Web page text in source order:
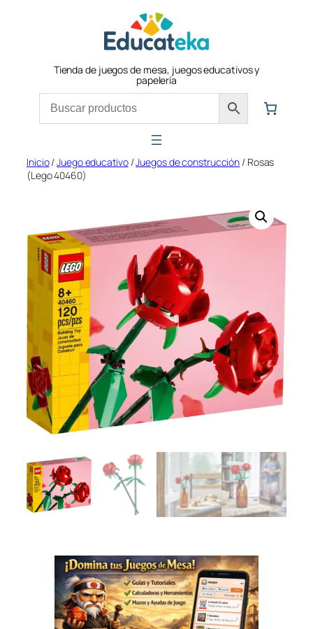
Tienda de juegos de mesa, juegos educativos y
papelería
Inicio/Juego educativo/Juegos de construcción / Rosas
(Lego 40460)